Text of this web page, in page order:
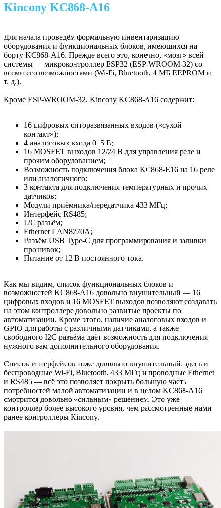
Kincony KC868-A16
Для начала проведём формальную инвентаризацию
оборудования и функциональных блоков, имеющихся на
борту KC868-A16. Прежде всего это, конечно, «мозг» всей
системы — микроконтроллер ESP32 (ESP-WROOM-32) со
всеми его возможностями (Wi-Fi, Bluetooth, 4 МБ EEPROM и
т. д.).
Кроме ESP-WROOM-32, Kincony KC868-A16 содержит:
16 цифровых опторазвязанных входов («сухой
контакт»);
4 аналоговых входа 0–5 В;
16 MOSFET выходов 12/24 В для управления реле и
прочим оборудованием;
Возможность подключения блока KC868-E16 на 16 реле
или аналогичного;
3 контакта для подключения температурных и прочих
датчиков;
Модули приёмника/передатчика 433 МГц;
Интерфейс RS485;
I2C разъём;
Ethernet LAN8270A;
Разъём USB Type-C для программирования и заливки
прошивок;
Питание от 12 В постоянного тока.
Как мы видим, список функциональных блоков и
возможностей KC868-A16 довольно внушительный — 16
цифровых входов и 16 MOSFET выходов позволяют создавать
на этом контроллере довольно развитые проекты по
автоматизации. Кроме этого, наличие аналоговых входов и
GPIO для работы с различными датчиками, а также
свободного I2C разъёма даёт возможность для подключения
нужного вам дополнительного оборудования.
Список интерфейсов тоже довольно внушительный: здесь и
беспроводные Wi-Fi, Bluetooth, 433 МГц и проводные Ethernet
и RS485 — всё это позволяет покрыть большую часть
потребностей малой автоматизации и в целом KC868-A16
смотрится довольно «сильным» решением. Это уже
контроллер более высокого уровня, чем рассмотренные нами
ранее контроллеры Kincony.